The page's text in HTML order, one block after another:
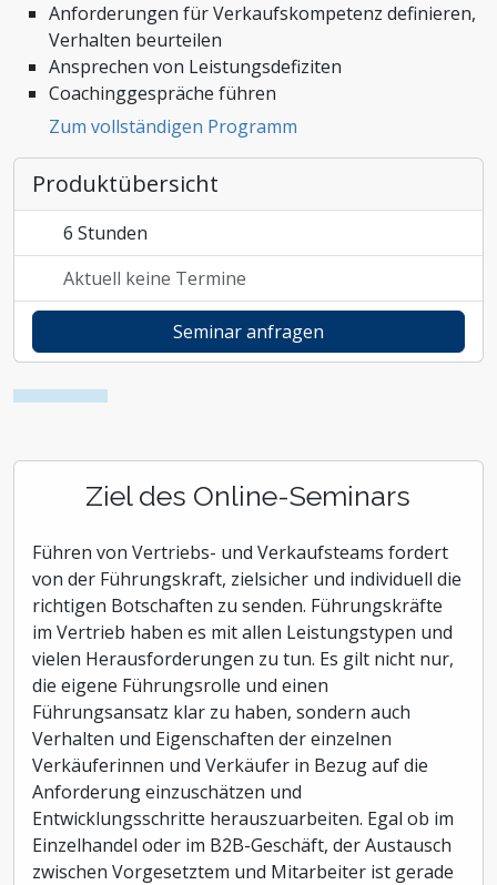
Personalmanagement und Entgeltabrechnung
Steuern, Finanzen und Controlling
Stiftungen und Non-Profit Organisationen
Zoll und Außenhandel
Anforderungen für Verkaufskompetenz definieren,
Verhalten beurteilen
Ansprechen von Leistungsdefiziten
Coachinggespräche führen
Zum vollständigen Programm
Produktübersicht
6 Stunden
Aktuell keine Termine
Seminar anfragen
Ziel des Online-Seminars
Führen von Vertriebs- und Verkaufsteams fordert
von der Führungskraft, zielsicher und individuell die
richtigen Botschaften zu senden. Führungskräfte
im Vertrieb haben es mit allen Leistungstypen und
vielen Herausforderungen zu tun. Es gilt nicht nur,
die eigene Führungsrolle und einen
Führungsansatz klar zu haben, sondern auch
Verhalten und Eigenschaften der einzelnen
Verkäuferinnen und Verkäufer in Bezug auf die
Anforderung einzuschätzen und
Entwicklungsschritte herauszuarbeiten. Egal ob im
Einzelhandel oder im B2B-Geschäft, der Austausch
zwischen Vorgesetztem und Mitarbeiter ist gerade